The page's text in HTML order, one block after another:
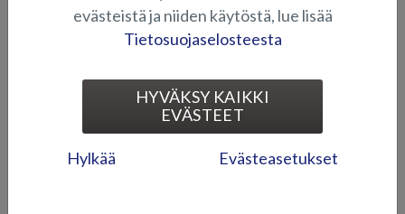
ISTUINTYYNYT JA PEHMUSTEET
evästeistä ja niiden käytöstä, lue lisää
Tietosuojaselosteesta
HYVÄKSY KAIKKI
EVÄSTEET
Hylkää Evästeasetukset